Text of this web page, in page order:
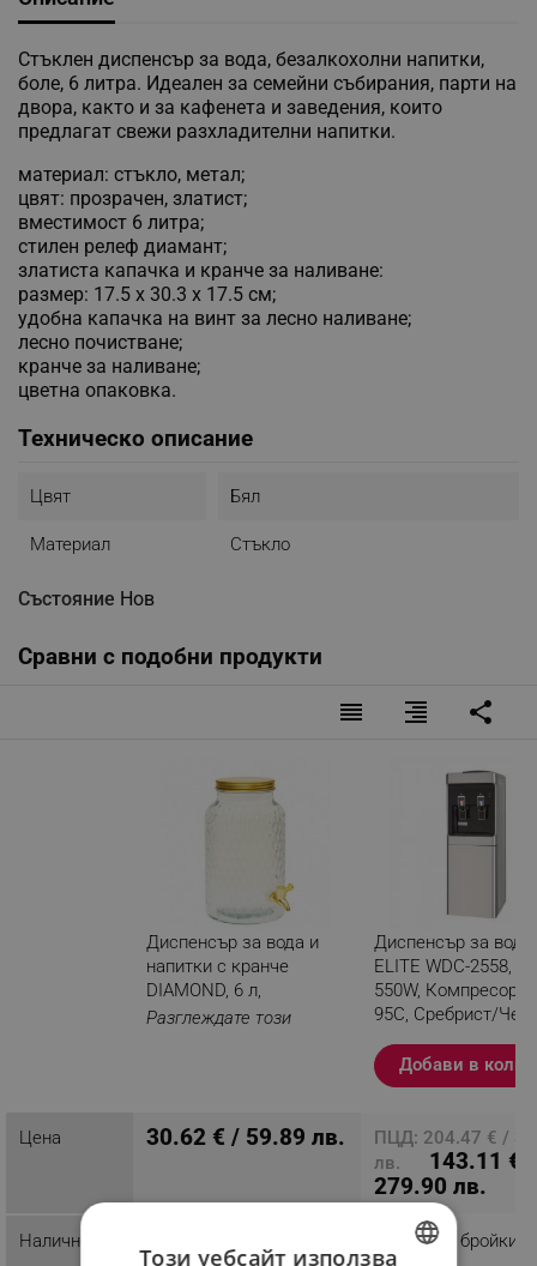
Стъклен диспенсър за вода, безалкохолни напитки,
боле, 6 литра. Идеален за семейни събирания, парти на
двора, както и за кафенета и заведения, които
предлагат свежи разхладителни напитки.
материал: стъкло, метал;
цвят: прозрачен, златист;
вместимост 6 литра;
стилен релеф диамант;
златиста капачка и кранче за наливане:
размер: 17.5 x 30.3 x 17.5 см;
удобна капачка на винт за лесно наливане;
лесно почистване;
кранче за наливане;
цветна опаковка.
Техническо описание
Цвят Бял
Материал Стъкло
Състояние Нов
Сравни с подобни продукти
reorder format_align_right share
Диспенсър за вода и
напитки с кранче
DIAMOND, 6 л,
Разглеждате този
Диспенсър за вода
ELITE WDC-2558,
550W,
95C, Сребрист/
Добави в
Цена 30.62 € / 59.89 лв.
ПЦД: 204.47 € /
лв.
143.11 € /
279.90 лв.
Наличност Последни бройки
Този уебсайт използва